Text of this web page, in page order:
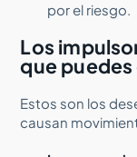
por el riesgo.
Los
que
Estos son los
causan